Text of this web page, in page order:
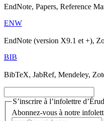
EndNote, Papers, Reference
ENW
EndNote (version X9.1 et +),
BIB
BibTeX, JabRef, Mendeley,
S’inscrire à l’infolettre
Abonnez-vous à notre